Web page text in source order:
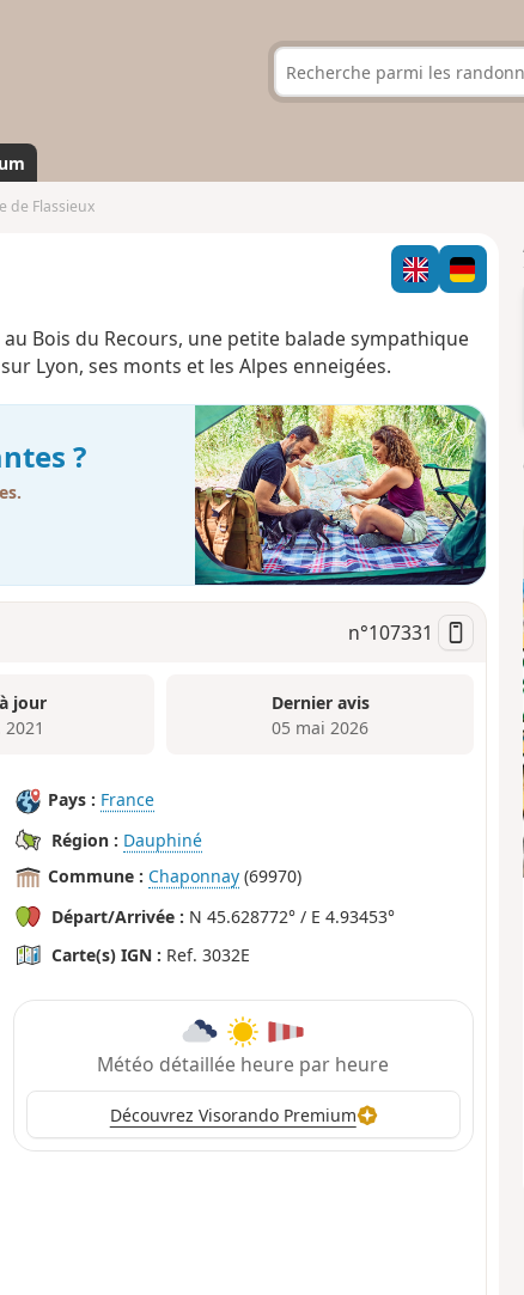
de Flassieux
Bois du Recours, une petite balade sympathique
Lyon, ses monts et les Alpes enneigées.
?
n°107331
jour
2021
Dernier avis
05 mai 2026
Pays : France
Région : Dauphiné
Commune : Chaponnay (69970)
Départ/Arrivée : N 45.628772° / E 4.93453°
Carte(s) IGN : Ref. 3032E
Météo détaillée heure par heure
Découvrez Visorando Premium